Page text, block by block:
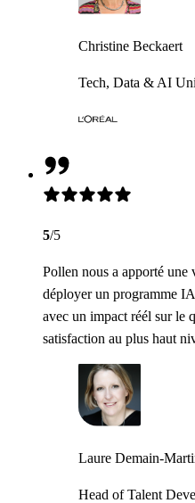
Christine Beckaert
Tech, Data & AI
5/5
Pollen nous a apporté une
déployer un programme
avec un impact réél sur le
satisfaction au plus haut
Laure Demain-
Head of Talent